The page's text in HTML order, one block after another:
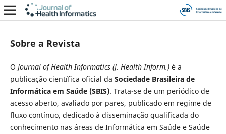
Sobre a Revista
O Journal of Health Informatics (J. Health Inform.)é a
publicação científica oficial da Sociedade Brasileira de
Informática em Saúde (SBIS). Trata-se de um periódico de
acesso aberto, avaliado por pares, publicado em regime de
fluxo contínuo, dedicado à disseminação qualificada do
conhecimento nas áreas de Informática em Saúde e Saúde